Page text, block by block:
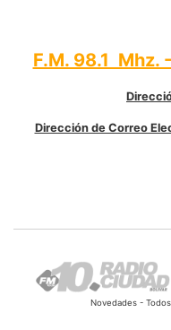
F.M. 98.1 Mhz.
Dirección de Correo
Novedades -